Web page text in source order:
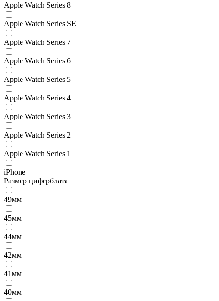
Apple Watch Series 8
Apple Watch Series SE
Apple Watch Series 7
Apple Watch Series 6
Apple Watch Series 5
Apple Watch Series 4
Apple Watch Series 3
Apple Watch Series 2
Apple Watch Series 1
iPhone
Размер циферблата
49мм
45мм
44мм
42мм
41мм
40мм